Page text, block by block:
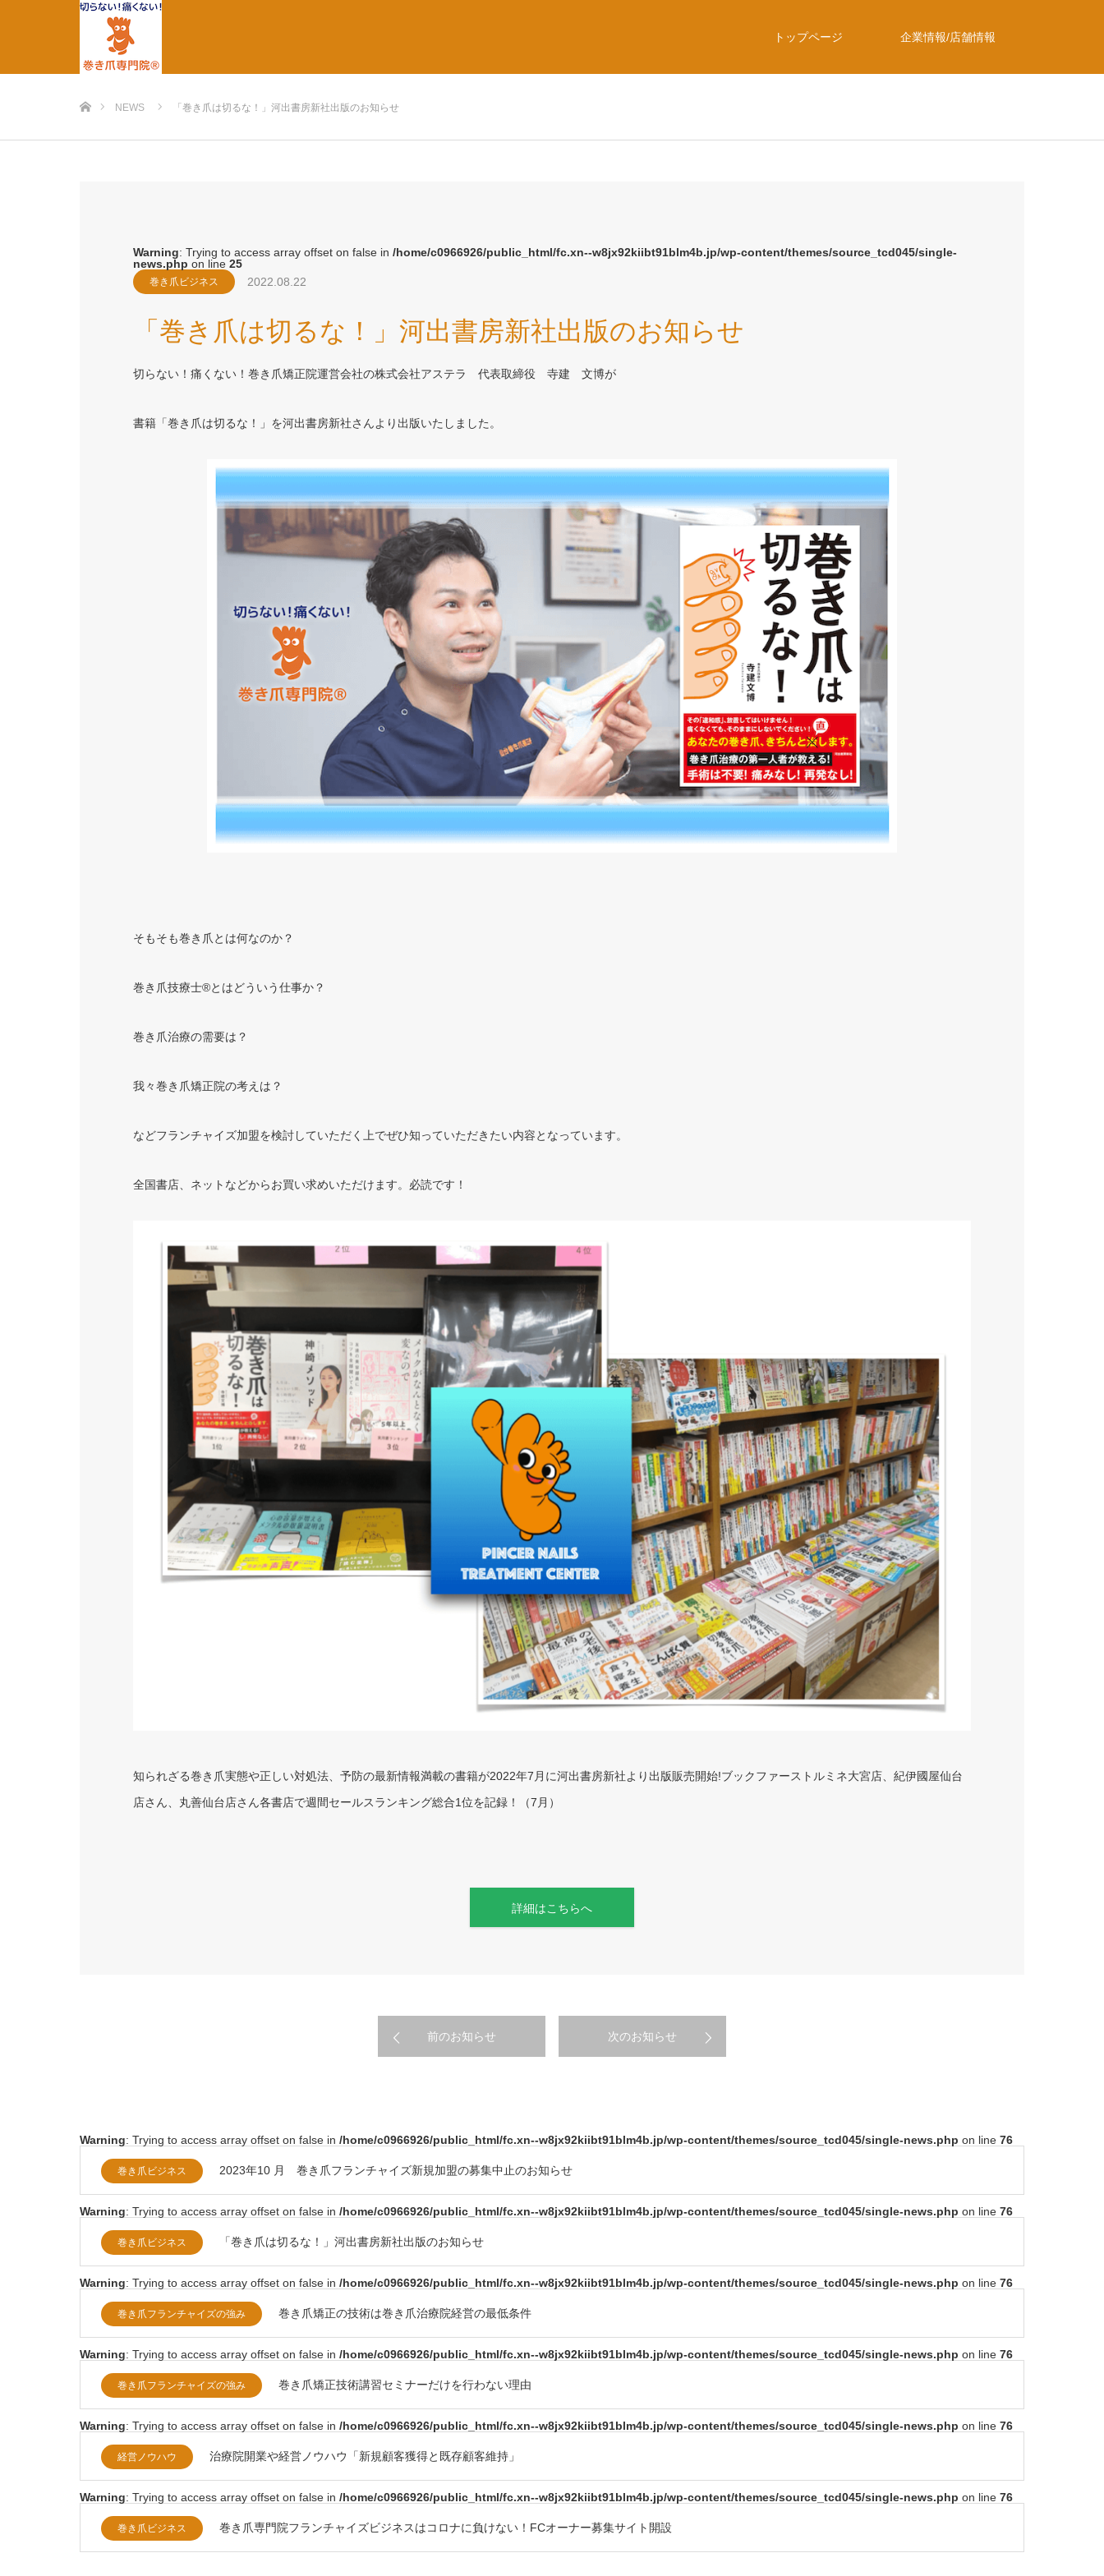
トップページ 企業情報/店舗情報
NEWS 「巻き爪は切るな！」河出書房新社出版のお知らせ
Warning: Trying to access array offset on false in /home/c0966926/public_html/fc.xn--w8jx92kiibt91blm4b.jp/wp-content/themes/source_tcd045/single-
news.php on line 25
巻き爪ビジネス 2022.08.22
「巻き爪は切るな！」河出書房新社出版のお知らせ
切らない！痛くない！巻き爪矯正院運営会社の株式会社アステラ 代表取締役 寺建 文博が
書籍「巻き爪は切るな！」を河出書房新社さんより出版いたしました。
そもそも巻き爪とは何なのか？
巻き爪技療士®︎とはどういう仕事か？
巻き爪治療の需要は？
我々巻き爪矯正院の考えは？
などフランチャイズ加盟を検討していただく上でぜひ知っていただきたい内容となっています。
全国書店、ネットなどからお買い求めいただけます。必読です！
知られざる巻き爪実態や正しい対処法、予防の最新情報満載の書籍が2022年7月に河出書房新社より出版販売開始!ブックファーストルミネ大宮店、紀伊國屋仙台
店さん、丸善仙台店さん各書店で週間セールスランキング総合1位を記録！（7月）
詳細はこちらへ
前のお知らせ 次のお知らせ
Warning: Trying to access array offset on false in /home/c0966926/public_html/fc.xn--w8jx92kiibt91blm4b.jp/wp-content/themes/source_tcd045/single-news.php on line 76
巻き爪ビジネス 2023年10 月 巻き爪フランチャイズ新規加盟の募集中止のお知らせ
Warning: Trying to access array offset on false in /home/c0966926/public_html/fc.xn--w8jx92kiibt91blm4b.jp/wp-content/themes/source_tcd045/single-news.php on line 76
巻き爪ビジネス 「巻き爪は切るな！」河出書房新社出版のお知らせ
Warning: Trying to access array offset on false in /home/c0966926/public_html/fc.xn--w8jx92kiibt91blm4b.jp/wp-content/themes/source_tcd045/single-news.php on line 76
巻き爪フランチャイズの強み 巻き爪矯正の技術は巻き爪治療院経営の最低条件
Warning: Trying to access array offset on false in /home/c0966926/public_html/fc.xn--w8jx92kiibt91blm4b.jp/wp-content/themes/source_tcd045/single-news.php on line 76
巻き爪フランチャイズの強み 巻き爪矯正技術講習セミナーだけを行わない理由
Warning: Trying to access array offset on false in /home/c0966926/public_html/fc.xn--w8jx92kiibt91blm4b.jp/wp-content/themes/source_tcd045/single-news.php on line 76
経営ノウハウ 治療院開業や経営ノウハウ「新規顧客獲得と既存顧客維持」
Warning: Trying to access array offset on false in /home/c0966926/public_html/fc.xn--w8jx92kiibt91blm4b.jp/wp-content/themes/source_tcd045/single-news.php on line 76
巻き爪ビジネス 巻き爪専門院フランチャイズビジネスはコロナに負けない！FCオーナー募集サイト開設